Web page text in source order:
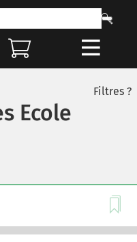
Ecole
Filtres ?